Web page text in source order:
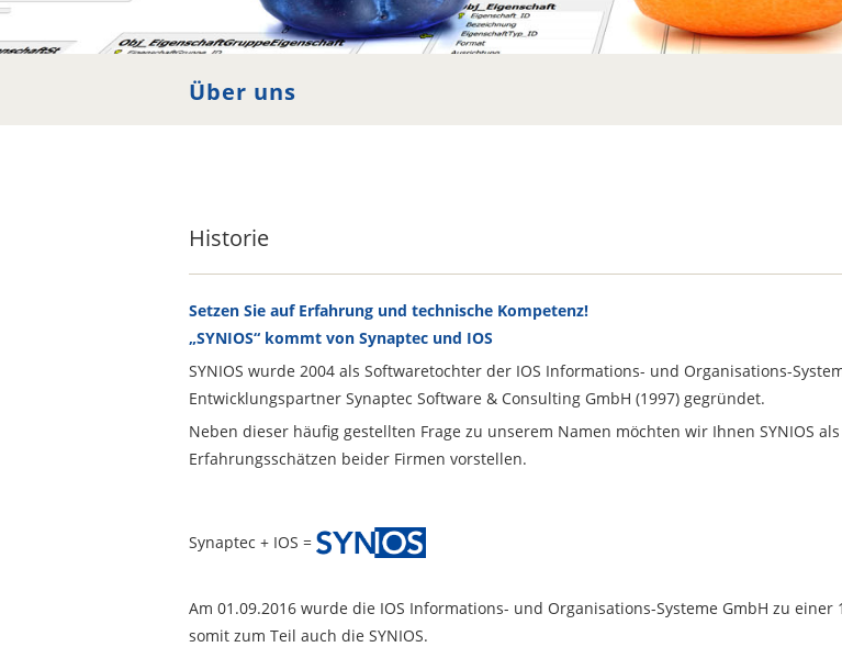
Über uns
Über uns
Historie
Setzen Sie auf Erfahrung und technische Kompetenz!
„SYNIOS“ kommt von Synaptec und IOS
SYNIOS wurde 2004 als Softwaretochter der IOS Informations- und Organisations-
Entwicklungspartner Synaptec Software & Consulting GmbH (1997) gegründet.
Neben dieser häufig gestellten Frage zu unserem Namen möchten wir Ihnen SYNIOS
Erfahrungsschätzen beider Firmen vorstellen.
Synaptec + IOS =
Am 01.09.2016 wurde die IOS Informations- und Organisations-Systeme GmbH zu
somit zum Teil auch die SYNIOS.